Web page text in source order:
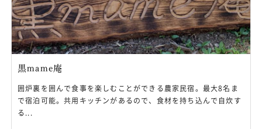
黒mame庵
囲炉裏を囲んで食事を楽しむことができる農家民宿。最大8名ま
で宿泊可能。共用キッチンがあるので、食材を持ち込んで自炊す
る...